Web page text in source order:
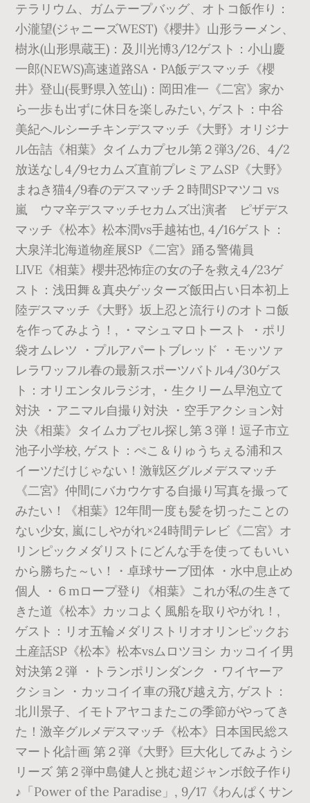
テラリウム、ガムテープバッグ、オトコ飯作り：
小瀧望(ジャニーズWEST)《櫻井》山形ラーメン、
樹氷(山形県蔵王)：及川光博3/12ゲスト：小山慶
一郎(NEWS)高速道路SA・PA飯デスマッチ《櫻
井》登山(長野県入笠山)：岡田准一《二宮》家か
ら一歩も出ずに休日を楽しみたい, ゲスト：中谷
美紀ヘルシーチキンデスマッチ《大野》オリジナ
ル缶詰《相葉》タイムカプセル第２弾3/26、4/2
放送なし4/9セカムズ直前プレミアムSP《大野》
まねき猫4/9春のデスマッチ２時間SPマツコ vs
嵐 ウマ辛デスマッチセカムズ出演者 ピザデス
マッチ《松本》松本潤vs手越祐也, 4/16ゲスト：
大泉洋北海道物産展SP《二宮》踊る警備員
LIVE《相葉》櫻井恐怖症の女の子を救え4/23ゲ
スト：浅田舞＆真央ゲッターズ飯田占い日本初上
陸デスマッチ《大野》坂上忍と流行りのオトコ飯
を作ってみよう！, ・マシュマロトースト ・ポリ
袋オムレツ ・プルアパートブレッド ・モッツァ
レラワッフル春の最新スポーツバトル4/30ゲス
ト：オリエンタルラジオ, ・生クリーム早泡立て
対決 ・アニマル自撮り対決 ・空手アクション対
決《相葉》タイムカプセル探し第３弾！逗子市立
池子小学校, ゲスト：ぺこ＆りゅうちぇる浦和ス
イーツだけじゃない！激戦区グルメデスマッチ
《二宮》仲間にバカウケする自撮り写真を撮って
みたい！《相葉》12年間一度も髪を切ったことの
ない少女, 嵐にしやがれ×24時間テレビ《二宮》オ
リンピックメダリストにどんな手を使ってもいい
から勝ちた～い！・卓球サーブ団体 ・水中息止め
個人 ・６mロープ登り《相葉》これが私の生きて
きた道《松本》カッコよく風船を取りやがれ！,
ゲスト：リオ五輪メダリストリオオリンピックお
土産話SP《松本》松本vsムロツヨシ カッコイイ男
対決第２弾 ・トランポリンダンク ・ワイヤーア
クション ・カッコイイ車の飛び越え方, ゲスト：
北川景子、イモトアヤコまたこの季節がやってき
た！激辛グルメデスマッチ《松本》日本国民総ス
マート化計画 第２弾《大野》巨大化してみようシ
リーズ 第２弾中島健人と挑む超ジャンボ餃子作り
♪「Power of the Paradise」, 9/17《わんぱくサン